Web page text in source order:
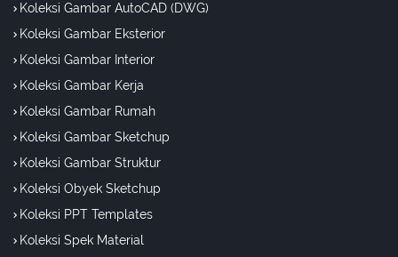
Koleksi Gambar AutoCAD (DWG)
Koleksi Gambar Eksterior
Koleksi Gambar Interior
Koleksi Gambar Kerja
Koleksi Gambar Rumah
Koleksi Gambar Sketchup
Koleksi Gambar Struktur
Koleksi Obyek Sketchup
Koleksi PPT Templates
Koleksi Spek Material